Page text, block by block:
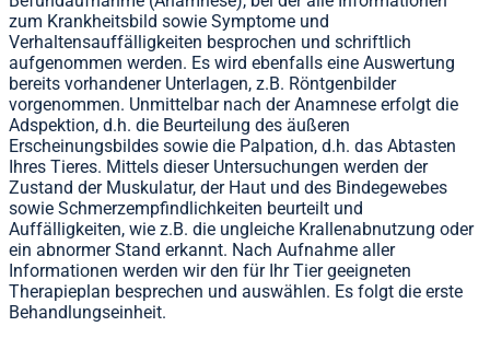
zum Krankheitsbild sowie Symptome und
Verhaltensauffälligkeiten besprochen und schriftlich
aufgenommen werden. Es wird ebenfalls eine Auswertung
bereits vorhandener Unterlagen, z.B. Röntgenbilder
vorgenommen. Unmittelbar nach der Anamnese erfolgt die
Adspektion, d.h. die Beurteilung des äußeren
Erscheinungsbildes sowie die Palpation, d.h. das Abtasten
Ihres Tieres. Mittels dieser Untersuchungen werden der
Zustand der Muskulatur, der Haut und des Bindegewebes
sowie Schmerzempfindlichkeiten beurteilt und
Auffälligkeiten, wie z.B. die ungleiche Krallenabnutzung oder
ein abnormer Stand erkannt. Nach Aufnahme aller
Informationen werden wir den für Ihr Tier geeigneten
Therapieplan besprechen und auswählen. Es folgt die erste
Behandlungseinheit.